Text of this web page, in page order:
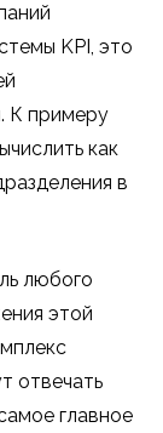
KPI, это
К примеру
как
в
любого
этой
отвечать
главное